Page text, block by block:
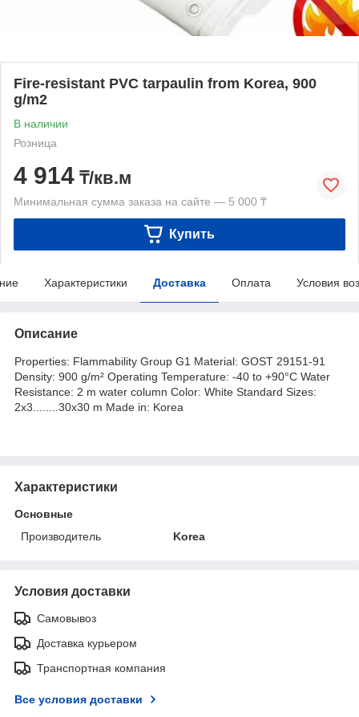
Fire-resistant PVC tarpaulin from Korea, 900
g/m2
В наличии
Розница
4 914 ₸/кв.м
Минимальная сумма заказа на сайте — 5 000 ₸
Купить
Характеристики Доставка Оплата Условия
Описание
Properties: Flammability Group G1 Material: GOST 29151-91
Density: 900 g/m² Operating Temperature: -40 to +90°C Water
Resistance: 2 m water column Color: White Standard Sizes:
2x3........30x30 m Made in: Korea
Характеристики
Основные
Производитель
Korea
Условия доставки
Самовывоз
Доставка курьером
Транспортная компания
Все условия доставки